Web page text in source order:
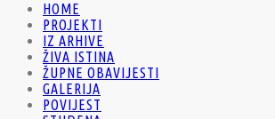
HOME
PROJEKTI
IZ ARHIVE
ŽIVA ISTINA
ŽUPNE OBAVIJESTI
GALERIJA
POVIJEST